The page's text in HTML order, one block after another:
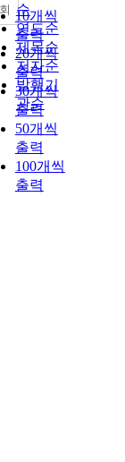
순
연도순
제목순
저자순
발행기
관순
10개씩
출력
20개씩
출력
30개씩
출력
50개씩
출력
100개씩
출력